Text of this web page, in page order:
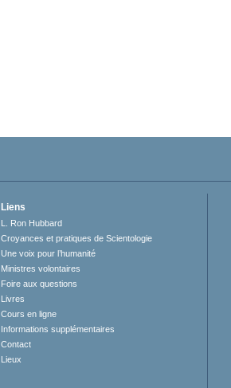
Liens
L. Ron Hubbard
Croyances et pratiques de Scientologie
Une voix pour l’humanité
Ministres volontaires
Foire aux questions
Livres
Cours en ligne
Informations supplémentaires
Contact
Lieux